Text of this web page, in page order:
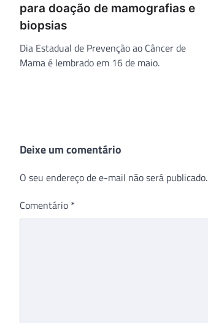
para doação de mamografias e
biopsias
Dia Estadual de Prevenção ao Câncer de
Mama é lembrado em 16 de maio.
Deixe um comentário
O seu endereço de e-mail não será publicado.
Comentário *